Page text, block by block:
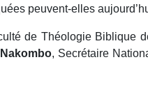
peuvent-elles
de Théologie Biblique
, Secrétaire